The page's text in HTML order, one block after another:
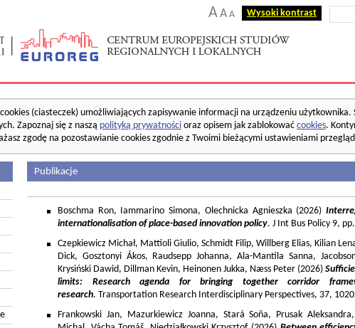
AA A Wysoki kontrast
(ciasteczek) umożliwiających zapisywanie informacji na urządzeniu użytkownika.
Zapoznaj się z naszą polityką prywatności oraz opisem jak zablokować cookies.
zgodę na pozostawianie cookies zgodnie z Twoimi bieżącymi ustawieniami
Publikacje
Boschma Ron, Iammarino Simona, Olechnicka Agnieszka (2026)
internationalisation of place-based innovation policy. J Int Bus Policy 9,
Czepkiewicz Michał, Mattioli Giulio, Schmidt Filip, Willberg Elias, Kilian
Dick, Gosztonyi Ákos, Raudsepp Johanna, Ala-Mantila Sanna,
Krysiński Dawid, Dillman Kevin, Heinonen Jukka, Næss Peter (2026)
limits: Research agenda for bringing together corridor
research. Transportation Research Interdisciplinary Perspectives, 37,
Frankowski Jan, Mazurkiewicz Joanna, Stará Soňa, Prusak